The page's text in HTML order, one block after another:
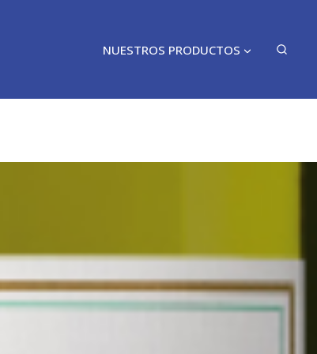
NUESTROS PRODUCTOS